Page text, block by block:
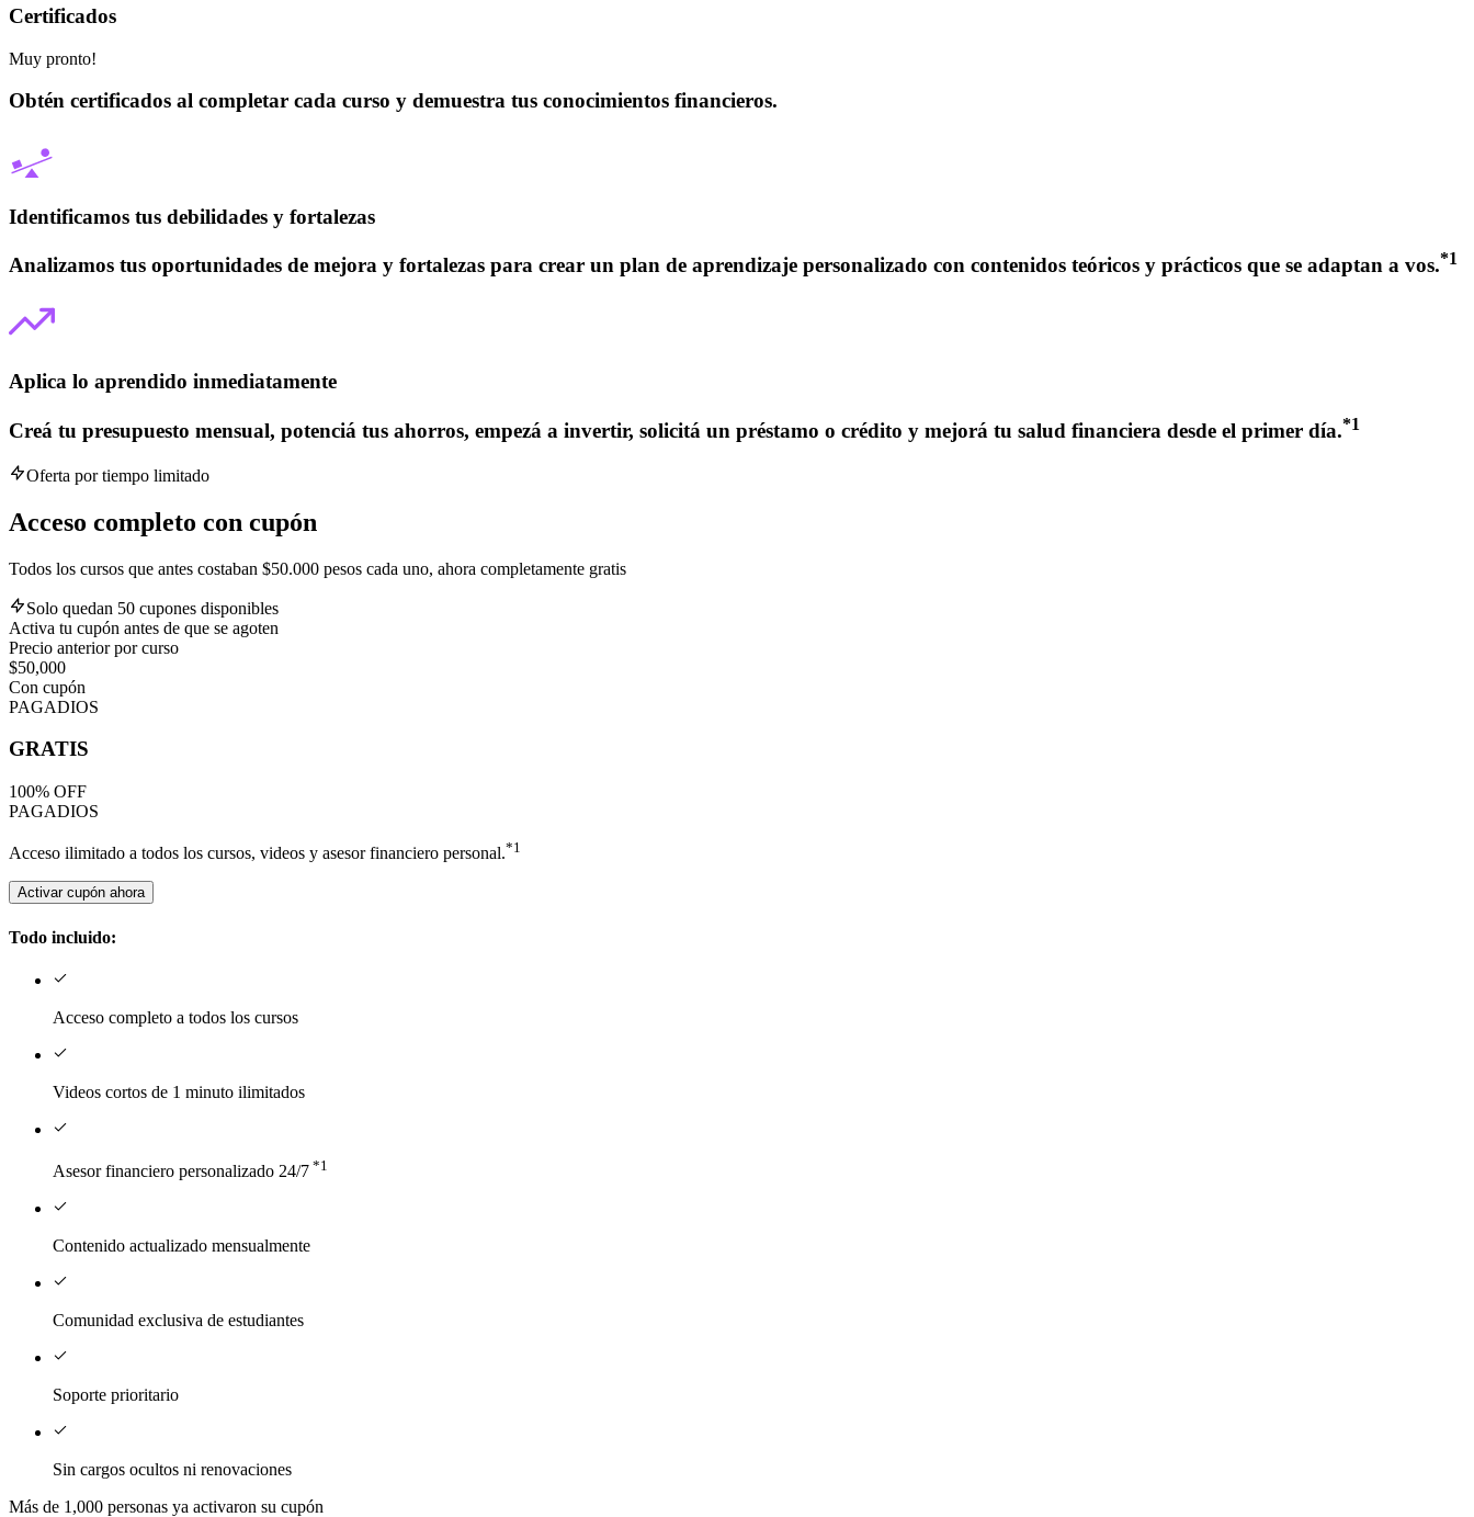
Certificados
Muy pronto!
Obtén certificados al completar cada curso y demuestra tus conocimientos financieros.
Identificamos tus debilidades y fortalezas
Analizamos tus oportunidades de mejora y fortalezas para crear un plan de aprendizaje personalizado con contenidos teóricos y prácticos que se adaptan a vos.*1
Aplica lo aprendido inmediatamente
Creá tu presupuesto mensual, potenciá tus ahorros, empezá a invertir, solicitá un préstamo o crédito y mejorá tu salud financiera desde el primer día.*1
Oferta por tiempo limitado
Acceso completo con cupón
Todos los cursos que antes costaban $50.000 pesos cada uno, ahora completamente gratis
Solo quedan 50 cupones disponibles
Activa tu cupón antes de que se agoten
Precio anterior por curso
$50,000
Con cupón
PAGADIOS
GRATIS
100% OFF
PAGADIOS
Acceso ilimitado a todos los cursos, videos y asesor financiero personal.*1
Activar cupón ahora
Todo incluido:
Acceso completo a todos los cursos
Videos cortos de 1 minuto ilimitados
Asesor financiero personalizado 24/7 *1
Contenido actualizado mensualmente
Comunidad exclusiva de estudiantes
Soporte prioritario
Sin cargos ocultos ni renovaciones
Más de 1,000 personas ya activaron su cupón